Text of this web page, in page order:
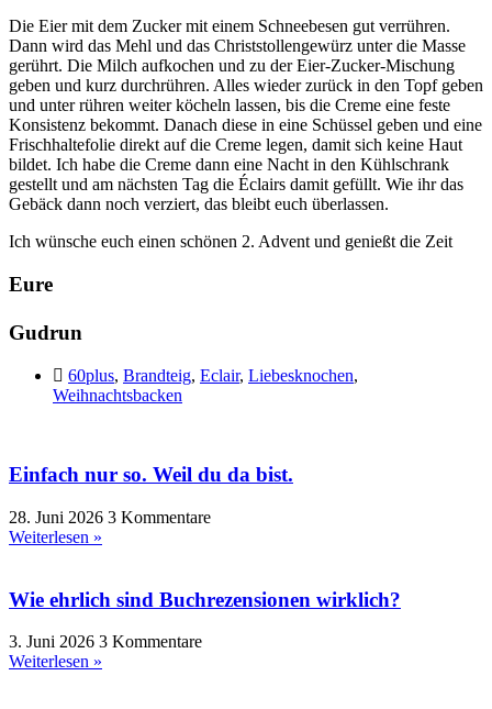
Die Eier mit dem Zucker mit einem Schneebesen gut verrühren.
Dann wird das Mehl und das Christstollengewürz unter die Masse
gerührt. Die Milch aufkochen und zu der Eier-Zucker-Mischung
geben und kurz durchrühren. Alles wieder zurück in den Topf geben
und unter rühren weiter köcheln lassen, bis die Creme eine feste
Konsistenz bekommt. Danach diese in eine Schüssel geben und eine
Frischhaltefolie direkt auf die Creme legen, damit sich keine Haut
bildet. Ich habe die Creme dann eine Nacht in den Kühlschrank
gestellt und am nächsten Tag die Éclairs damit gefüllt. Wie ihr das
Gebäck dann noch verziert, das bleibt euch überlassen.
Ich wünsche euch einen schönen 2. Advent und genießt die Zeit
Eure
Gudrun
60plus, Brandteig, Eclair, Liebesknochen,
Weihnachtsbacken
Einfach nur so. Weil du da bist.
28. Juni 2026 3 Kommentare
Weiterlesen »
Wie ehrlich sind Buchrezensionen wirklich?
3. Juni 2026 3 Kommentare
Weiterlesen »